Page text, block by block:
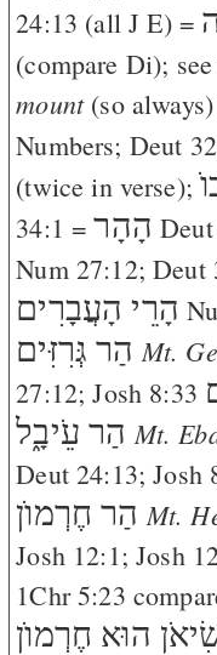
24:13 (allJ E) =
(compare Di);
mount(so
Numbers; Deut
(twice in verse);
34:1 =הָהָר
Num 27:12;Deut
הָרֵי הָעֲבָרִים
הַר גְּרִזִּים Mt.
27:12;Josh 8:33
הַר עֵֹיבָ֑ל Mt.
Deut 24:13;Josh
הַר חֶרְמוֺן Mt.
Josh 12:1;Josh
1Chr 5:23
הוּא חֶרְמוֺן